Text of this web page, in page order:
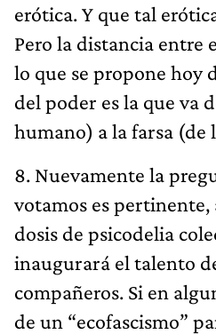
erótica. Y que tal
Pero la distancia entre
lo que se propone hoy
del poder es la que va
humano) a la farsa
8. Nuevamente la
votamos es pertinente,
dosis de psicodelia
inaugurará el talento
compañeros. Si en
de un “ecofascismo”